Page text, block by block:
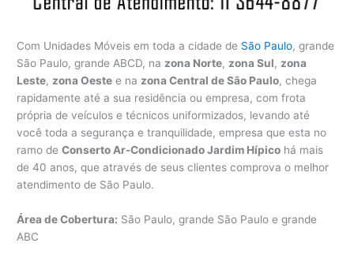
Com Unidades Móveis em toda a cidade de São Paulo, grande
São Paulo, grande ABCD, na zona Norte, zona Sul, zona
Leste, zona Oeste e na zona Central de São Paulo, chega
rapidamente até a sua residência ou empresa, com frota
própria de veículos e técnicos uniformizados, levando até
você toda a segurança e tranquilidade, empresa que esta no
ramo deConserto Ar-Condicionado Jardim Hípico há mais
de 40 anos, que através de seus clientes comprova o melhor
atendimento de São Paulo.
Área de Cobertura: São Paulo, grande São Paulo e grande
ABC